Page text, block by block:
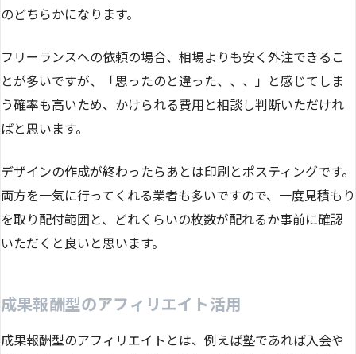
のどちらかになります。
フリーランスへの依頼の場合、相場よりも安く外注できるこ
とが多いですが、「思ったのと違った、、、」と感じてしま
う確率も高いため、かけられる費用と相談し判断いただけれ
ばと思います。
デザインの作成が終わったらあとは印刷とポスティングです。
両方を一気に行ってくれる業者も多いですので、一度見積もり
を取り配付範囲と、どれくらいの枚数が配れるか事前に確認
いただくと良いと思います。
成果報酬型のアフィリエイト活用
成果報酬型のアフィリエイトとは、例えば塾であれば入会や